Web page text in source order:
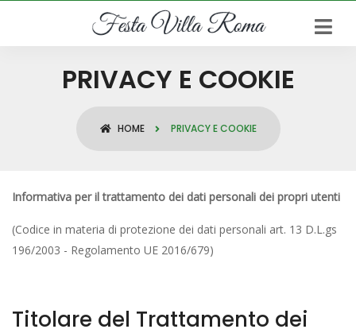
PRIVACY E COOKIE
HOME PRIVACY E COOKIE
Informativa per il trattamento dei dati personali dei propri utenti
(Codice in materia di protezione dei dati personali art. 13 D.L.gs
196/2003 - Regolamento UE 2016/679)
Titolare del Trattamento dei